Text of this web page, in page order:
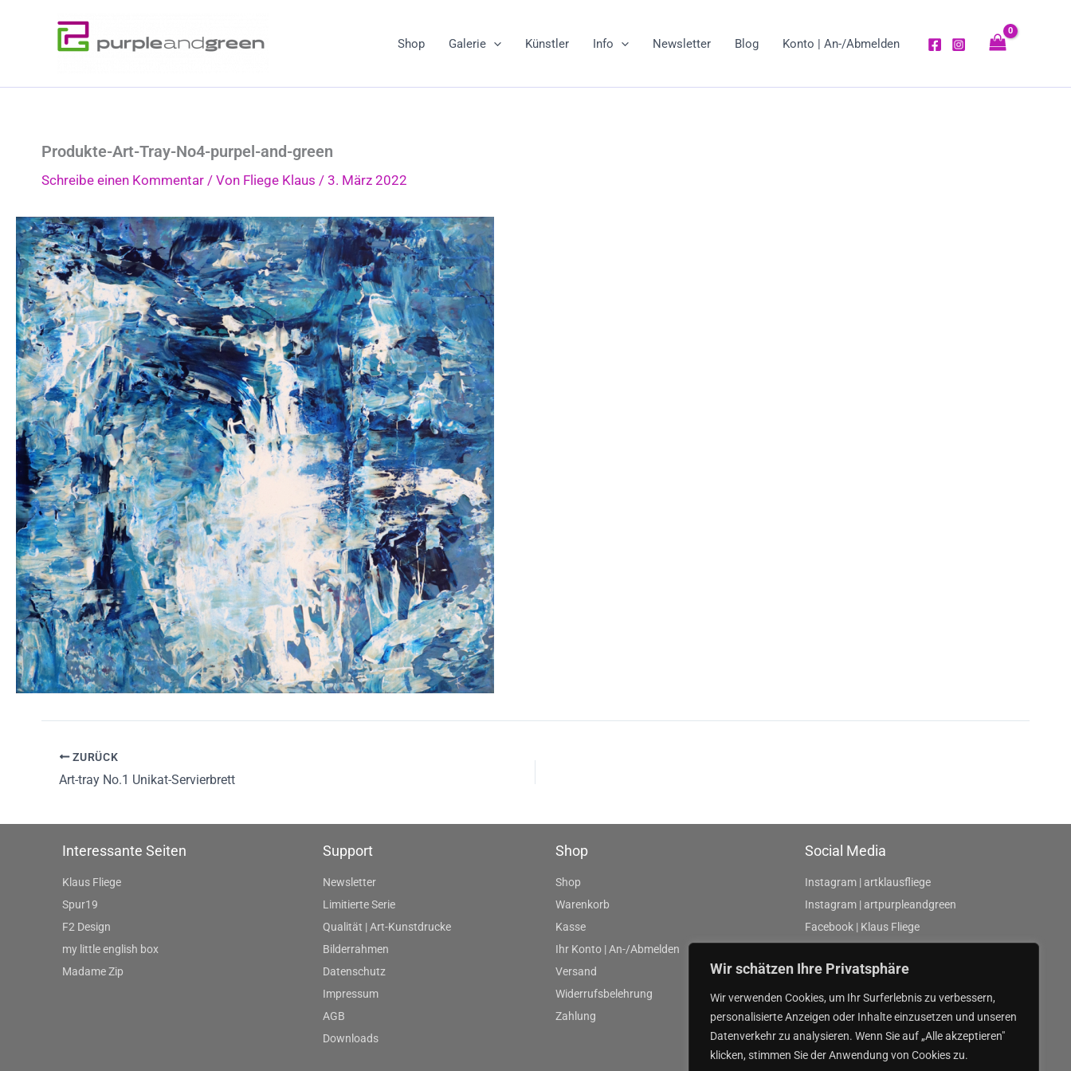
Wir schätzen Ihre Privatsphäre
Wir verwenden Cookies, um Ihr Surferlebnis zu verbessern,
personalisierte Anzeigen oder Inhalte einzusetzen und unseren
Datenverkehr zu analysieren. Wenn Sie auf „Alle akzeptieren"
klicken, stimmen Sie der Anwendung von Cookies zu.
Shop Galerie Künstler Info Newsletter Blog Konto | An-/Abmelden
Produkte-Art-Tray-No4-purpel-and-green
Schreibe einen Kommentar / Von Fliege Klaus / 3. März 2022
ZURÜCK
Art-tray No.1 Unikat-Servierbrett
Interessante Seiten
Klaus Fliege
Spur19
F2 Design
my little english box
Madame Zip
Support
Newsletter
Limitierte Serie
Qualität | Art-Kunstdrucke
Bilderrahmen
Datenschutz
Impressum
AGB
Downloads
Shop
Shop
Warenkorb
Kasse
Ihr Konto | An-/Abmelden
Versand
Widerrufsbelehrung
Zahlung
Social Media
Instagram | artklausfliege
Instagram | artpurpleandgreen
Facebook | Klaus Fliege